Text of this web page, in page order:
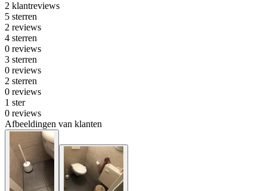
2 klantreviews
5 sterren
2 reviews
4 sterren
0 reviews
3 sterren
0 reviews
2 sterren
0 reviews
1 ster
0 reviews
Afbeeldingen van klanten